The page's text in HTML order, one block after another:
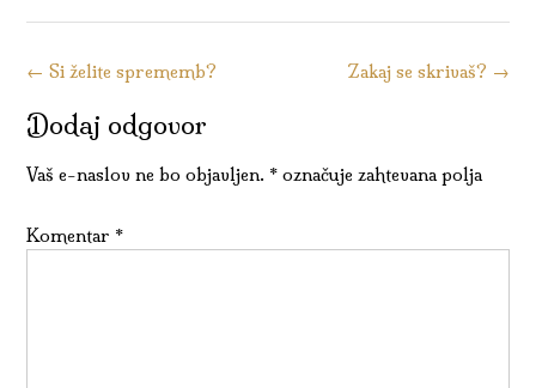
Kazalo
objav
Zakaj se skrivaš? →
← Si želite sprememb?
Dodaj odgovor
Vaš e-naslov ne bo objavljen. * označuje zahtevana polja
Komentar *